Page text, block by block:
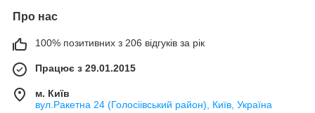
Про нас
100% позитивних з 206 відгуків за рік
Працює з 29.01.2015
м. Київ
вул.Ракетна 24 (Голосіівський район), Київ, Україна